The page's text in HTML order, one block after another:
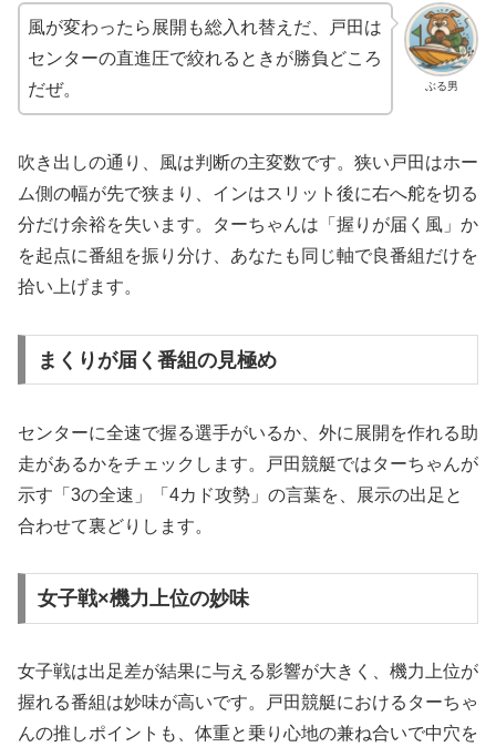
ぶる男
風が変わったら展開も総入れ替えだ、戸田は
センターの直進圧で絞れるときが勝負どころ
だぜ。
吹き出しの通り、風は判断の主変数です。狭い戸田はホー
ム側の幅が先で狭まり、インはスリット後に右へ舵を切る
分だけ余裕を失います。ターちゃんは「握りが届く風」か
を起点に番組を振り分け、あなたも同じ軸で良番組だけを
拾い上げます。
まくりが届く番組の見極め
センターに全速で握る選手がいるか、外に展開を作れる助
走があるかをチェックします。戸田競艇ではターちゃんが
示す「3の全速」「4カド攻勢」の言葉を、展示の出足と
合わせて裏どりします。
女子戦×機力上位の妙味
女子戦は出足差が結果に与える影響が大きく、機力上位が
握れる番組は妙味が高いです。戸田競艇におけるターちゃ
んの推しポイントも、体重と乗り心地の兼ね合いで中穴を